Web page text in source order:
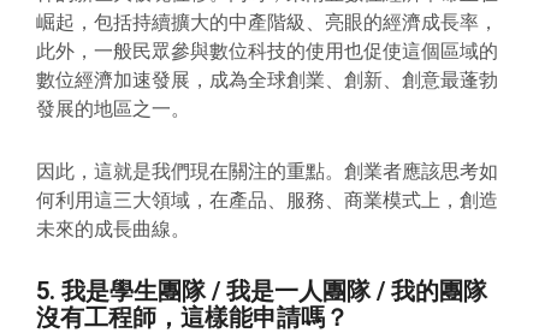
崛起，包括持續擴大的中產階級、亮眼的經濟成長率，
此外，一般民眾參與數位科技的使用也促使這個區域的
數位經濟加速發展，成為全球創業、創新、創意最蓬勃
發展的地區之一。
因此，這就是我們現在關注的重點。創業者應該思考如
何利用這三大領域，在產品、服務、商業模式上，創造
未來的成長曲線。
5. 我是學生團隊 / 我是一人團隊 / 我的團隊
沒有工程師，這樣能申請嗎？